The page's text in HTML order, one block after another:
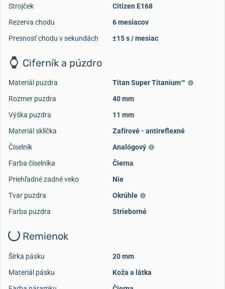
Strojček
Citizen E168
Rezerva chodu
6 mesiacov
Presnosť chodu v sekundách
±15 s / mesiac
Ciferník a púzdro
Materiál puzdra
Titan Super Titanium™
Rozmer puzdra
40 mm
Výška puzdra
11 mm
Materiál sklíčka
Zafírové - antireflexné
Číselník
Analógový
Farba číselníka
Čierna
Priehľadné zadné veko
Nie
Tvar puzdra
Okrúhle
Farba puzdra
Strieborné
Remienok
Šírka pásku
20 mm
Materiál pásku
Koža a látka